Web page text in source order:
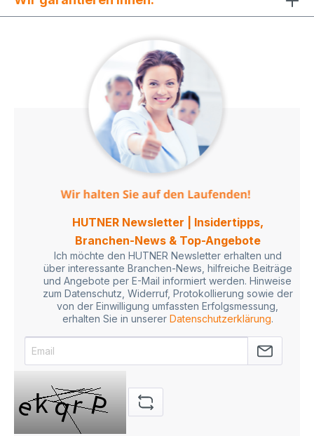
HUTNER Newsletter | Insidertipps,
Branchen-News & Top-Angebote
Ich möchte den HUTNER Newsletter erhalten und
über interessante Branchen-News, hilfreiche Beiträge
und Angebote per E-Mail informiert werden. Hinweise
zum Datenschutz, Widerruf, Protokollierung sowie der
von der Einwilligung umfassten Erfolgsmessung,
erhalten Sie in unserer Datenschutzerklärung.